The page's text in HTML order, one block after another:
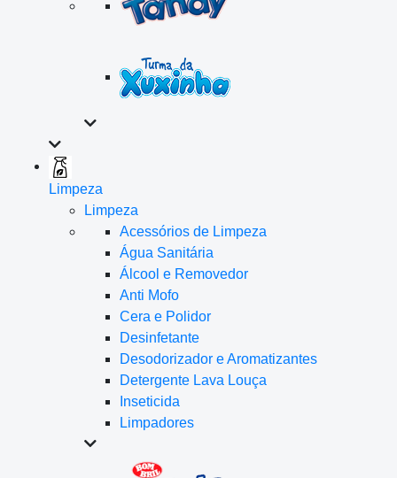
Limpeza
Limpeza
Acessórios de Limpeza
Água Sanitária
Álcool e Removedor
Anti Mofo
Cera e Polidor
Desinfetante
Desodorizador e Aromatizantes
Detergente Lava Louça
Inseticida
Limpadores